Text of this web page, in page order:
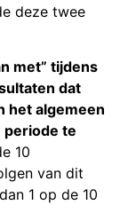
deze twee
met” tijdens
dat
het algemeen
periode te
10
van dit
1 op de 10